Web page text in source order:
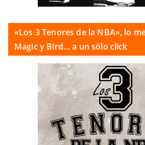
«Los 3 Tenores de la NBA», lo
Magic y Bird… a un sólo click